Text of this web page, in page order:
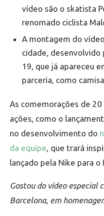
vídeo são o skatista
renomado ciclista
A montagem do
cidade, desenvolvido
19, que já apareceu
parceria, como
As comemorações de
ações, como o
no desenvolvimento do
da equipe , que trará
lançado pela Nike para o
Gostou do vídeo especial
Barcelona, em